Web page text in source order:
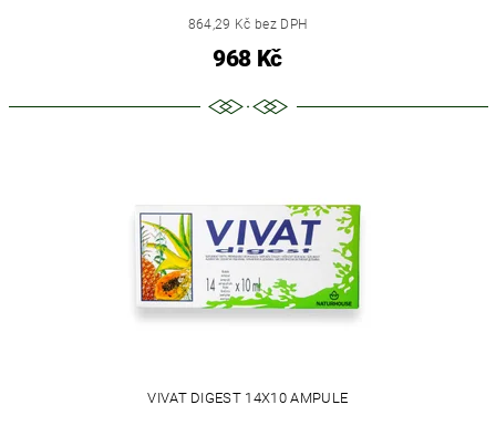
864,29 Kč bez DPH
968 Kč
VIVAT DIGEST 14X10 AMPULE